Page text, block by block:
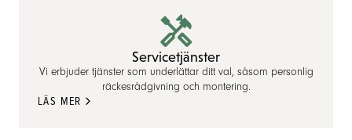
Servicetjänster
Vi erbjuder tjänster som underlättar ditt val, såsom personlig
räckesrådgivning och montering.
LÄS MER